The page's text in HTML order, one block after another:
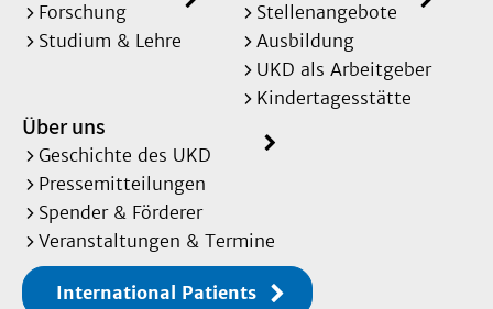
Forschung
Studium & Lehre
Stellenangebote
Ausbildung
UKD als Arbeitgeber
Kindertagesstätte
Über uns
Geschichte des UKD
Pressemitteilungen
Spender & Förderer
Veranstaltungen & Termine
International Patients